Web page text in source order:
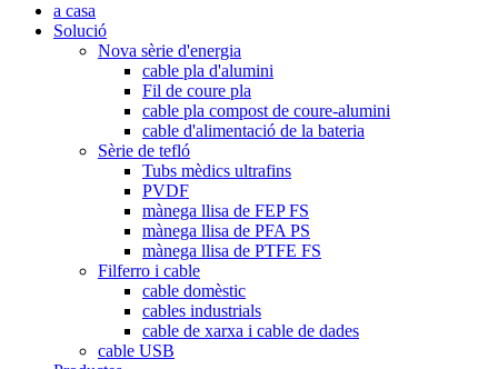
a casa
Solució
Nova sèrie d'energia
cable pla d'alumini
Fil de coure pla
cable pla compost de coure-alumini
cable d'alimentació de la bateria
Sèrie de tefló
Tubs mèdics ultrafins
PVDF
mànega llisa de FEP FS
mànega llisa de PFA PS
mànega llisa de PTFE FS
Filferro i cable
cable domèstic
cables industrials
cable de xarxa i cable de dades
cable USB